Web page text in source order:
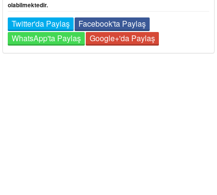
olabilmektedir.
Twitter'da Paylaş
Facebook'ta Paylaş
WhatsApp'ta Paylaş
Google+'da Paylaş